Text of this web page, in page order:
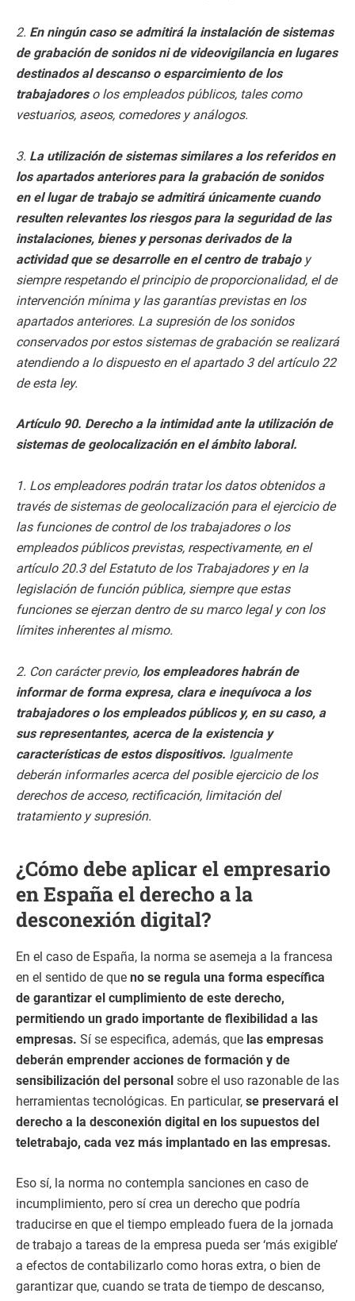
2. En ningún caso se admitirá la instalación de sistemas
de grabación de sonidos ni de videovigilancia en lugares
destinados al descanso o esparcimiento de los
trabajadoreso los empleados públicos, tales como
vestuarios, aseos, comedores y análogos.
3. La utilización de sistemas similares a los referidos en
los apartados anteriores para la grabación de sonidos
en el lugar de trabajo se admitirá únicamente cuando
resulten relevantes los riesgos para la seguridad de las
instalaciones, bienes y personas derivados de la
actividad que se desarrolle en el centro de trabajoy
siempre respetando el principio de proporcionalidad, el de
intervención mínima y las garantías previstas en los
apartados anteriores. La supresión de los sonidos
conservados por estos sistemas de grabación se realizará
atendiendo a lo dispuesto en el apartado 3 del artículo 22
de esta ley.
Artículo 90. Derecho a la intimidad ante la utilización de
sistemas de geolocalización en el ámbito laboral.
1. Los empleadores podrán tratar los datos obtenidos a
través de sistemas de geolocalización para el ejercicio de
las funciones de control de los trabajadores o los
empleados públicos previstas, respectivamente, en el
artículo 20.3 del Estatuto de los Trabajadores y en la
legislación de función pública, siempre que estas
funciones se ejerzan dentro de su marco legal y con los
límites inherentes al mismo.
2. Con carácter previo, los empleadores habrán de
informar de forma expresa, clara e inequívoca a los
trabajadores o los empleados públicos y, en su caso, a
sus representantes, acerca de la existencia y
características de estos dispositivos. Igualmente
deberán informarles acerca del posible ejercicio de los
derechos de acceso, rectificación, limitación del
tratamiento y supresión.
¿Cómo debe aplicar el empresario
en España el derecho a la
desconexión digital?
En el caso de España, la norma se asemeja a la francesa
en el sentido de que no se regula una forma específica
de garantizar el cumplimiento de este derecho,
permitiendo un grado importante de flexibilidad a las
empresas. Sí se especifica, además, que las empresas
deberán emprender acciones de formación y de
sensibilización del personal sobre el uso razonable de las
herramientas tecnológicas. En particular, se preservará el
derecho a la desconexión digital en los supuestos del
teletrabajo, cada vez más implantado en las empresas.
Eso sí, la norma no contempla sanciones en caso de
incumplimiento, pero sí crea un derecho que podría
traducirse en que el tiempo empleado fuera de la jornada
de trabajo a tareas de la empresa pueda ser ‘más exigible’
a efectos de contabilizarlo como horas extra, o bien de
garantizar que, cuando se trata de tiempo de descanso,